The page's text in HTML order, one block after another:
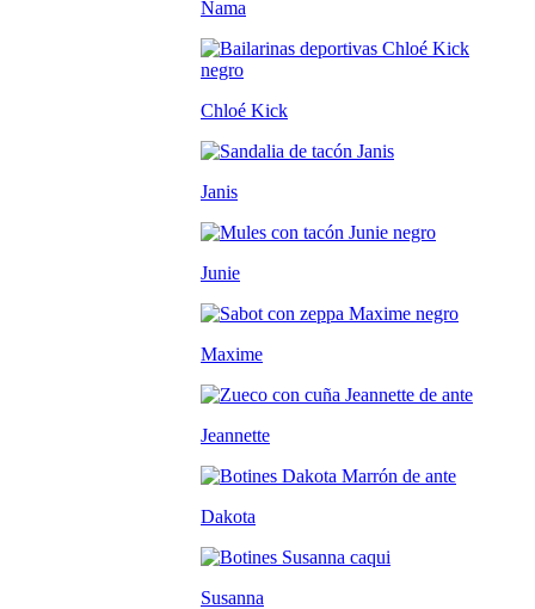
Nama
Chloé Kick
Janis
Junie
Maxime
Jeannette
Dakota
Susanna